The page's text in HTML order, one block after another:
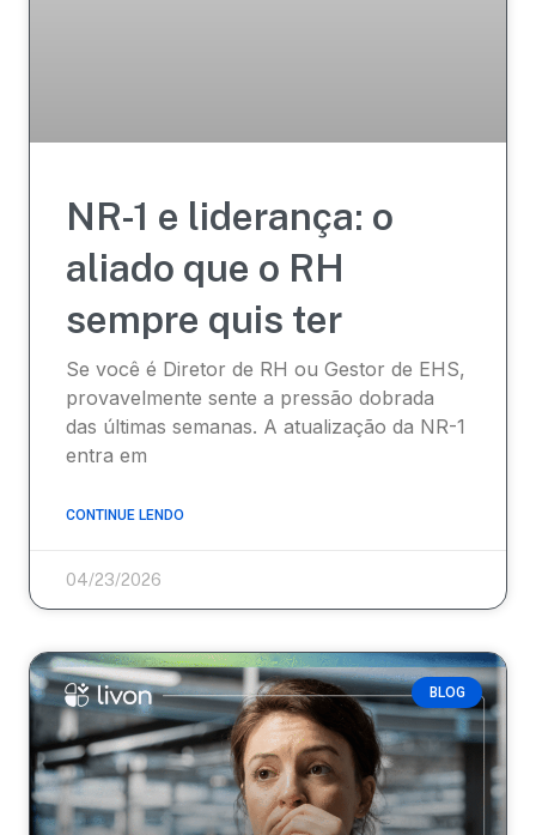
NR-1 e liderança: o
aliado que o RH
sempre quis ter
Se você é Diretor de RH ou Gestor de EHS,
provavelmente sente a pressão dobrada
das últimas semanas. A atualização da NR-1
entra em
CONTINUE LENDO
04/23/2026
BLOG